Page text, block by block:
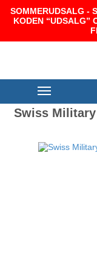
SOMMERUDSALG -
KODEN “UDSALG”
Swiss Military